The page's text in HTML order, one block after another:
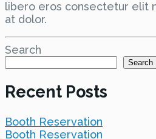
libero eros consectetur elit
at dolor.
Search
Search
Recent Posts
Booth Reservation
Booth Reservation